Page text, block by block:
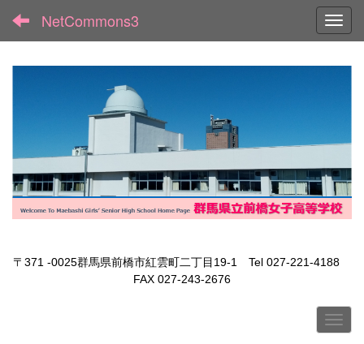
NetCommons3
〒371 -0025群馬県前橋市紅雲町二丁目19-1 Tel 027-221-4188
FAX 027-243-2676